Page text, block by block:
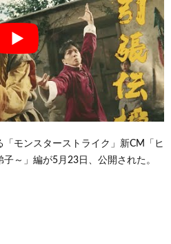
モンスターストライク」新CM「ヒ
～」編が5月23日、公開された。